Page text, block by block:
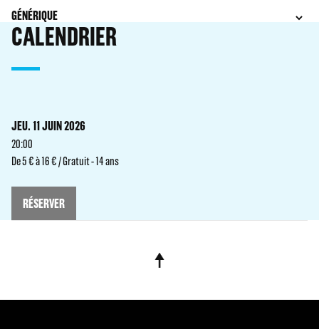
GÉNÉRIQUE
CALENDRIER
JEU. 11 JUIN 2026
20:00
De 5 € à 16 € / Gratuit - 14 ans
RÉSERVER